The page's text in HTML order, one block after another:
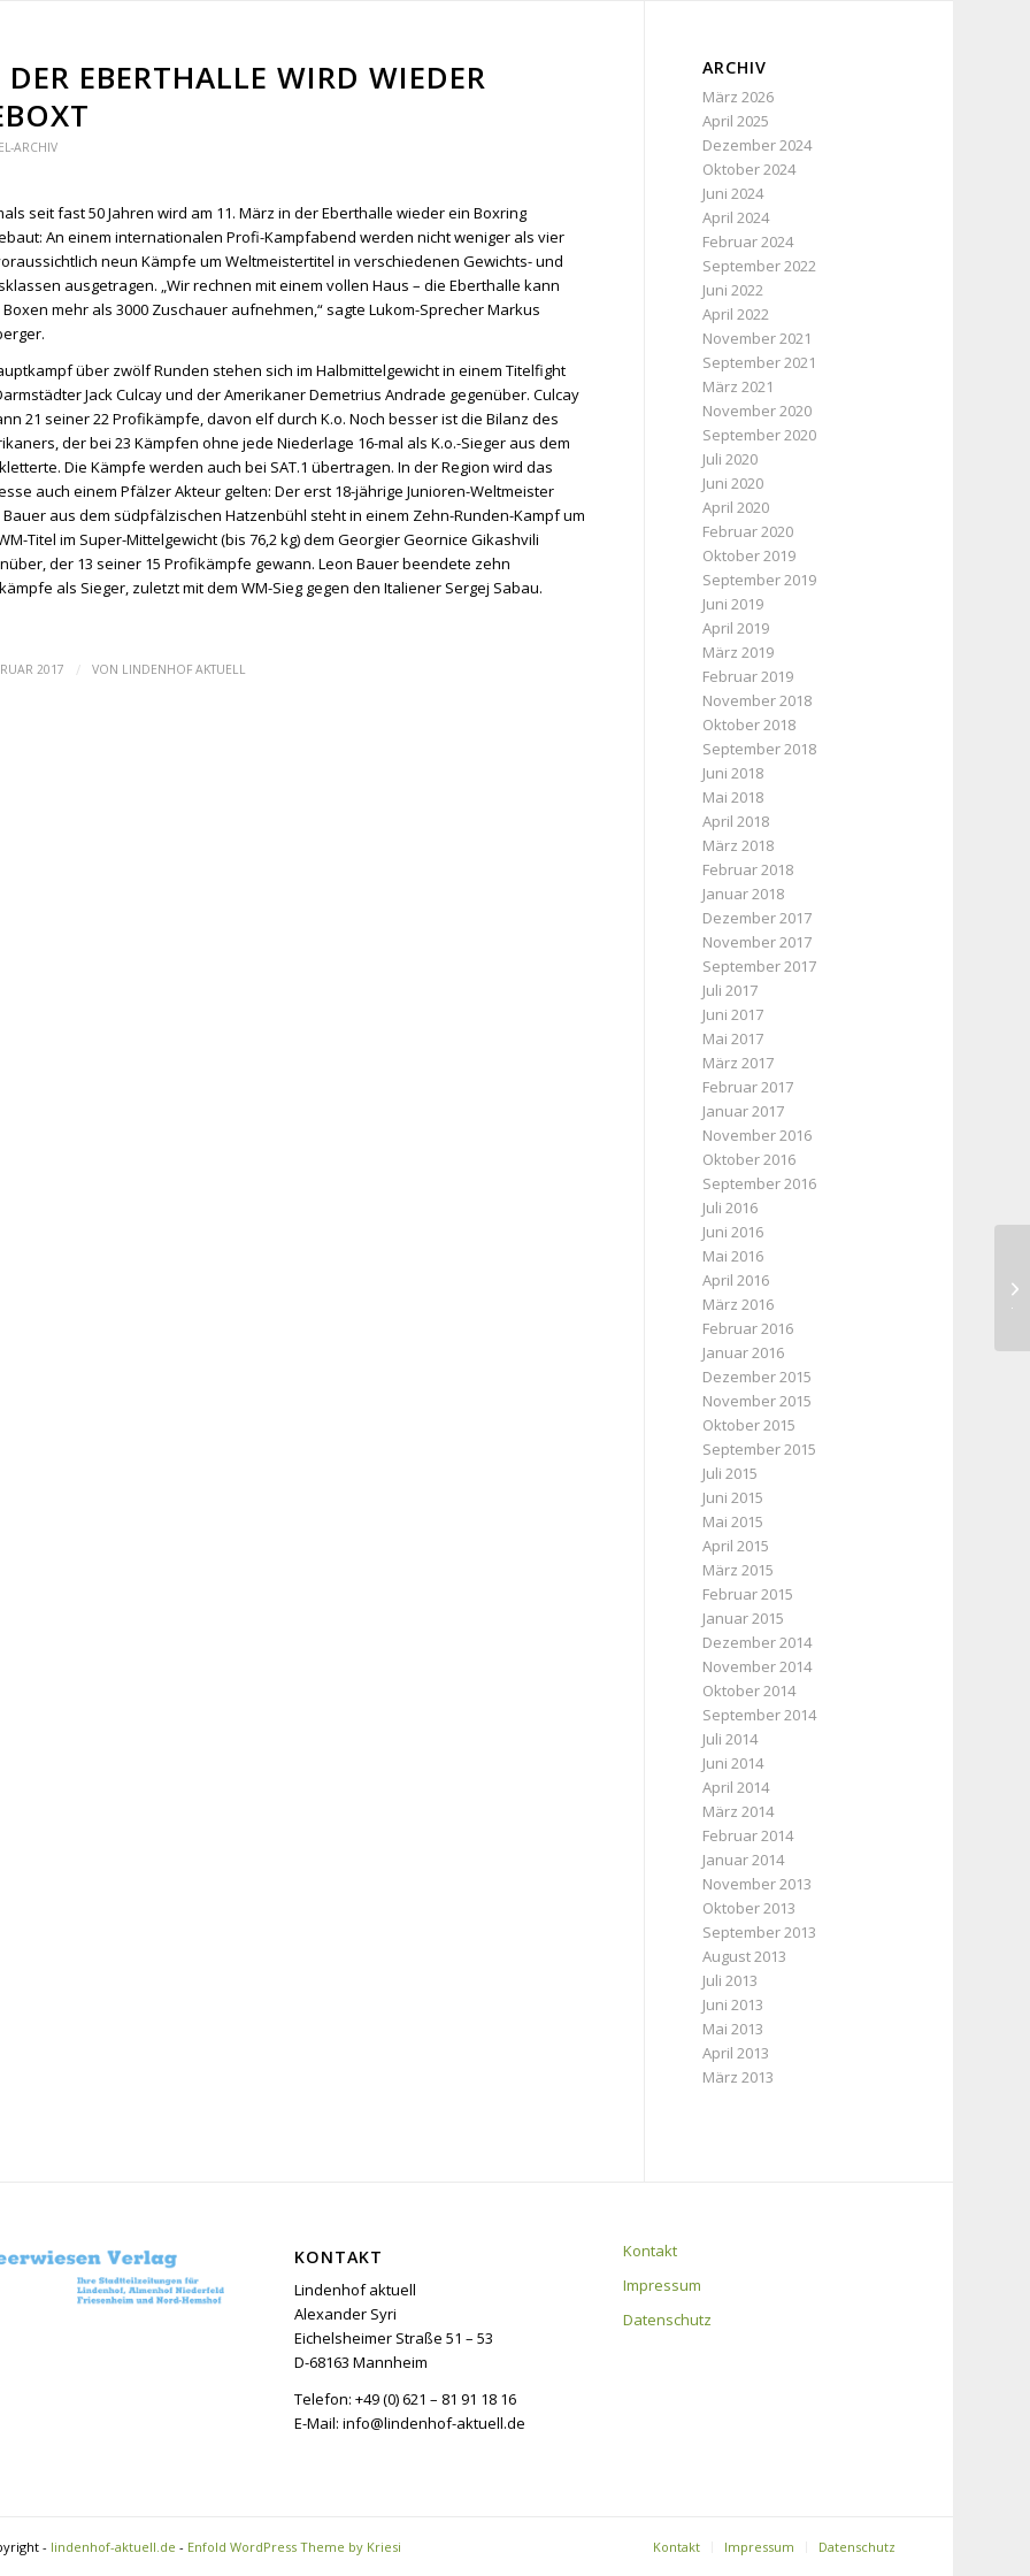
EBERTHALLE WIRD WIEDER
ARCHIV
seit fast 50 Jahren wird am 11. März in der Eberthalle wieder ein Boxring
An einem internationalen Profi-Kampfabend werden nicht weniger als vier
neun Kämpfe um Weltmeistertitel in verschiedenen Gewichts- und
ausgetragen. „Wir rechnen mit einem vollen Haus – die Eberthalle kann
mehr als 3000 Zuschauer aufnehmen,“ sagte Lukom-Sprecher Markus
über zwölf Runden stehen sich im Halbmittelgewicht in einem Titelfight
Jack Culcay und der Amerikaner Demetrius Andrade gegenüber. Culcay
21 seiner 22 Profikämpfe, davon elf durch K.o. Noch besser ist die Bilanz des
der bei 23 Kämpfen ohne jede Niederlage 16-mal als K.o.-Sieger aus dem
Die Kämpfe werden auch bei SAT.1 übertragen. In der Region wird das
auch einem Pfälzer Akteur gelten: Der erst 18-jährige Junioren-Weltmeister
Bauer aus dem südpfälzischen Hatzenbühl steht in einem Zehn-Runden-Kampf um
Titel im Super-Mittelgewicht (bis 76,2 kg) dem Georgier Geornice Gikashvili
der 13 seiner 15 Profikämpfe gewann. Leon Bauer beendete zehn
als Sieger, zuletzt mit dem WM-Sieg gegen den Italiener Sergej Sabau.
2017 / VON LINDENHOF AKTUELL
ARCHIV
März 2026
April 2025
Dezember 2024
Oktober 2024
Juni 2024
April 2024
Februar 2024
September 2022
Juni 2022
April 2022
November 2021
September 2021
März 2021
November 2020
September 2020
Juli 2020
Juni 2020
April 2020
Februar 2020
Oktober 2019
September 2019
Juni 2019
April 2019
März 2019
Februar 2019
November 2018
Oktober 2018
September 2018
Juni 2018
Mai 2018
April 2018
März 2018
Februar 2018
Januar 2018
Dezember 2017
November 2017
September 2017
Juli 2017
Juni 2017
Mai 2017
März 2017
Februar 2017
Januar 2017
November 2016
Oktober 2016
September 2016
Juli 2016
Juni 2016
Mai 2016
April 2016
März 2016
Februar 2016
Januar 2016
Dezember 2015
November 2015
Oktober 2015
September 2015
Juli 2015
Juni 2015
Mai 2015
April 2015
März 2015
Februar 2015
Januar 2015
Dezember 2014
November 2014
Oktober 2014
September 2014
Juli 2014
Juni 2014
April 2014
März 2014
Februar 2014
Januar 2014
November 2013
Oktober 2013
September 2013
August 2013
Juli 2013
Juni 2013
Mai 2013
April 2013
März 2013
KONTAKT
Lindenhof aktuell
Alexander Syri
Eichelsheimer Straße 51 – 53
D-68163 Mannheim
Telefon: +49 (0) 621 – 81 91 18 16
E-Mail: info@lindenhof-aktuell.de
Kontakt
Impressum
Datenschutz
- lindenhof-aktuell.de - Enfold WordPress Theme by Kriesi Kontakt Impressum Datenschutz